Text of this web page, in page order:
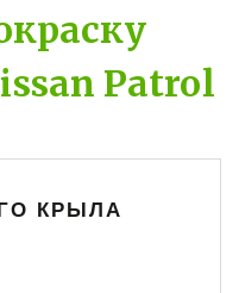
Patrol
КРЫЛА